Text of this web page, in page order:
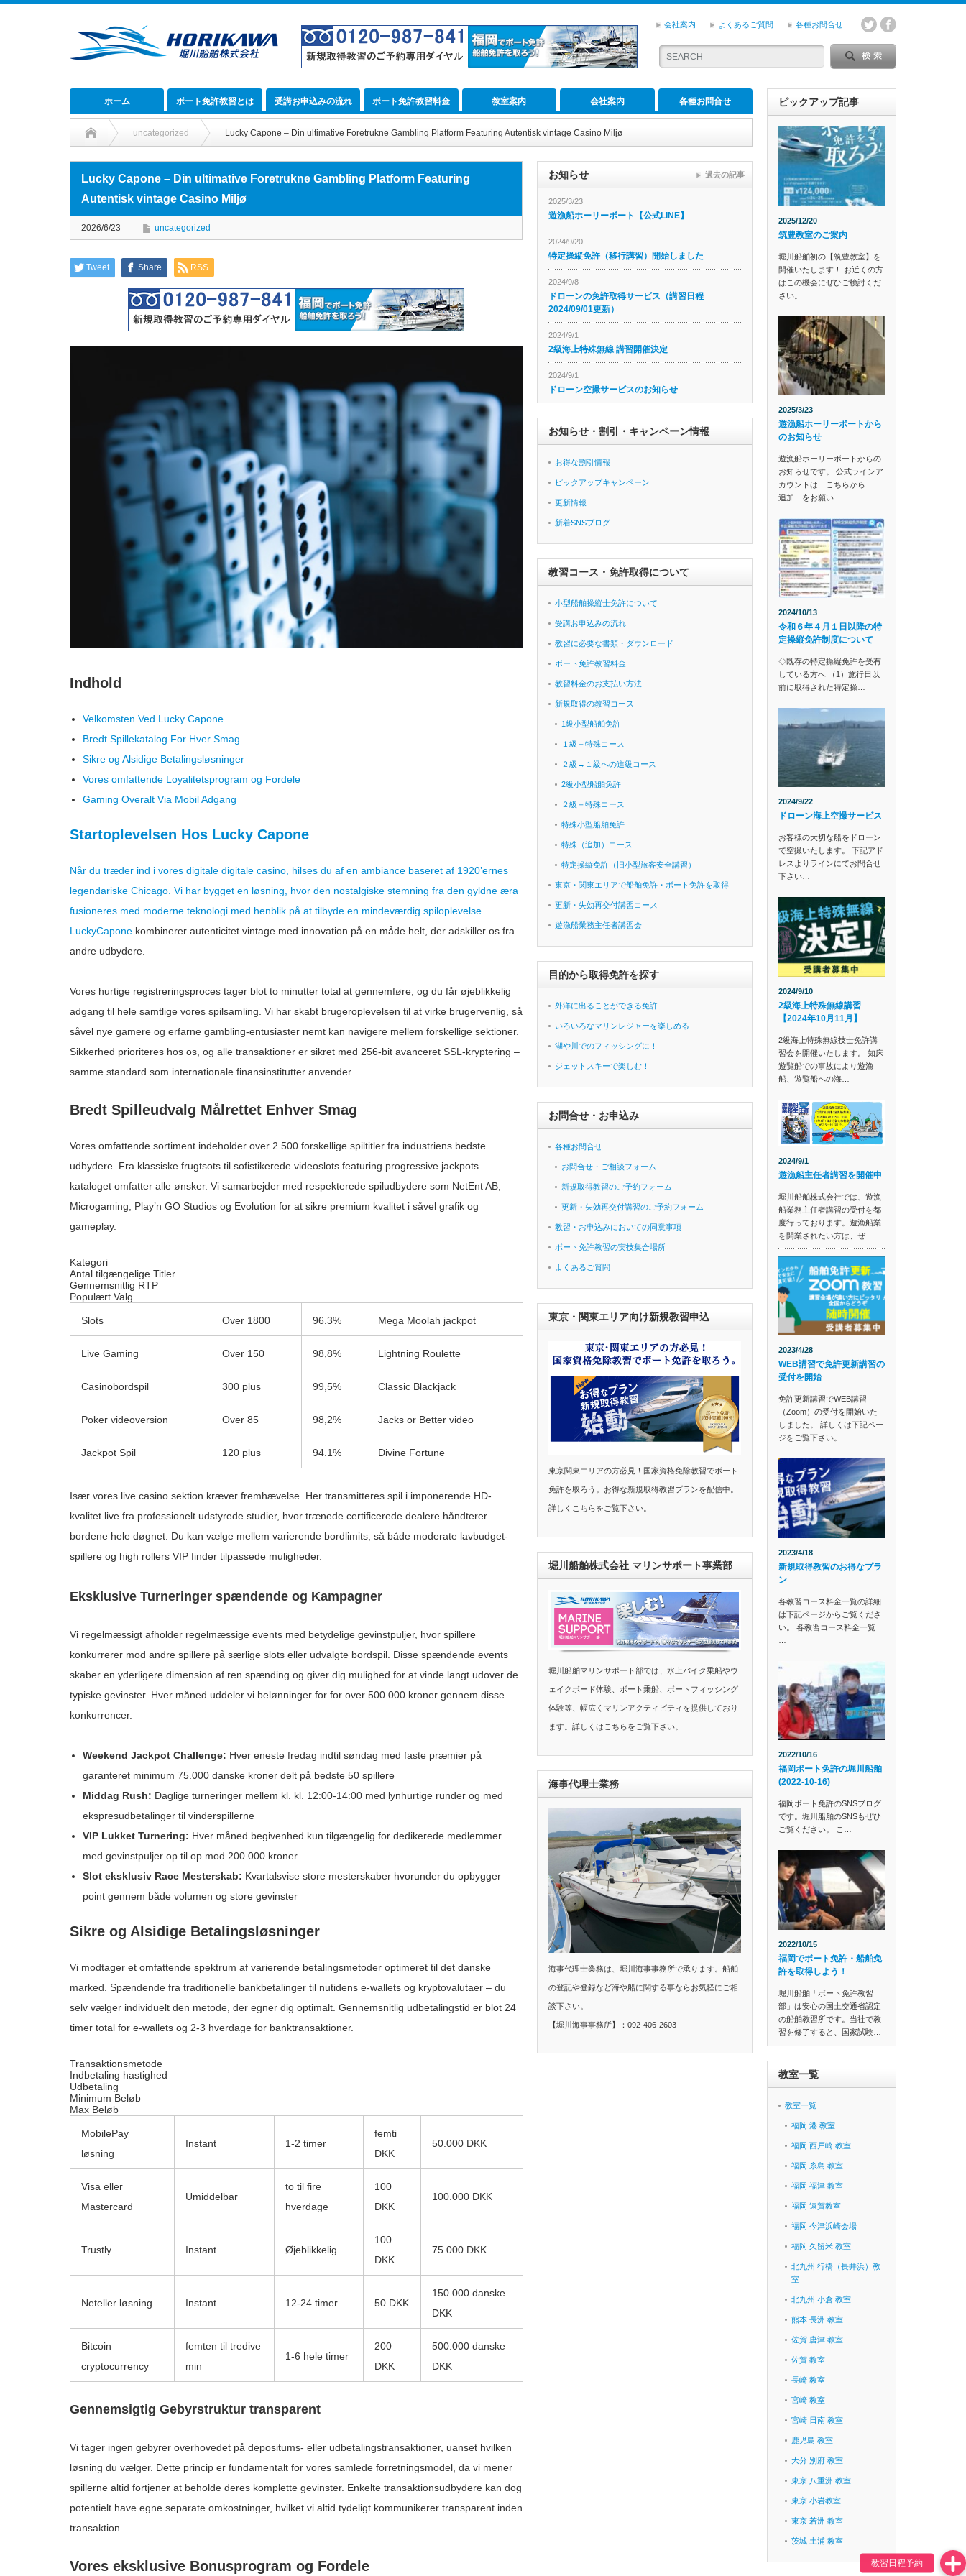
会社案内 よくあるご質問 各種お問合せ
ホーム ボート免許教習とは 受講お申込みの流れ ボート免許教習料金 教室案内 会社案内 各種お問合せ
uncategorized Lucky Capone – Din ultimative Foretrukne Gambling Platform Featuring Autentisk vintage Casino Miljø
Lucky Capone – Din ultimative Foretrukne Gambling Platform Featuring
Autentisk vintage Casino Miljø
2026/6/23 uncategorized
Tweet Share RSS
Indhold
Velkomsten Ved Lucky Capone
Bredt Spillekatalog For Hver Smag
Sikre og Alsidige Betalingsløsninger
Vores omfattende Loyalitetsprogram og Fordele
Gaming Overalt Via Mobil Adgang
Startoplevelsen Hos Lucky Capone
Når du træder ind i vores digitale digitale casino, hilses du af en ambiance baseret af 1920’ernes
legendariske Chicago. Vi har bygget en løsning, hvor den nostalgiske stemning fra den gyldne æra
fusioneres med moderne teknologi med henblik på at tilbyde en mindeværdig spiloplevelse.
LuckyCapone kombinerer autenticitet vintage med innovation på en måde helt, der adskiller os fra
andre udbydere.
Vores hurtige registreringsproces tager blot to minutter total at gennemføre, og du får øjeblikkelig
adgang til hele samtlige vores spilsamling. Vi har skabt brugeroplevelsen til at virke brugervenlig, så
såvel nye gamere og erfarne gambling-entusiaster nemt kan navigere mellem forskellige sektioner.
Sikkerhed prioriteres hos os, og alle transaktioner er sikret med 256-bit avanceret SSL-kryptering –
samme standard som internationale finansinstitutter anvender.
Bredt Spilleudvalg Målrettet Enhver Smag
Vores omfattende sortiment indeholder over 2.500 forskellige spiltitler fra industriens bedste
udbydere. Fra klassiske frugtsots til sofistikerede videoslots featuring progressive jackpots –
kataloget omfatter alle ønsker. Vi samarbejder med respekterede spiludbydere som NetEnt AB,
Microgaming, Play’n GO Studios og Evolution for at sikre premium kvalitet i såvel grafik og
gameplay.
Kategori
Antal tilgængelige Titler
Gennemsnitlig RTP
Populært Valg
Slots Over 1800 96.3% Mega Moolah jackpot
Live Gaming Over 150 98,8% Lightning Roulette
Casinobordspil 300 plus 99,5% Classic Blackjack
Poker videoversion Over 85 98,2% Jacks or Better video
Jackpot Spil 120 plus 94.1% Divine Fortune
Især vores live casino sektion kræver fremhævelse. Her transmitteres spil i imponerende HD-
kvalitet live fra professionelt udstyrede studier, hvor trænede certificerede dealere håndterer
bordene hele døgnet. Du kan vælge mellem varierende bordlimits, så både moderate lavbudget-
spillere og high rollers VIP finder tilpassede muligheder.
Eksklusive Turneringer spændende og Kampagner
Vi regelmæssigt afholder regelmæssige events med betydelige gevinstpuljer, hvor spillere
konkurrerer mod andre spillere på særlige slots eller udvalgte bordspil. Disse spændende events
skaber en yderligere dimension af ren spænding og giver dig mulighed for at vinde langt udover de
typiske gevinster. Hver måned uddeler vi belønninger for for over 500.000 kroner gennem disse
konkurrencer.
Weekend Jackpot Challenge: Hver eneste fredag indtil søndag med faste præmier på
garanteret minimum 75.000 danske kroner delt på bedste 50 spillere
Middag Rush: Daglige turneringer mellem kl. kl. 12:00-14:00 med lynhurtige runder og med
ekspresudbetalinger til vinderspillerne
VIP Lukket Turnering: Hver måned begivenhed kun tilgængelig for dedikerede medlemmer
med gevinstpuljer op til op mod 200.000 kroner
Slot eksklusiv Race Mesterskab: Kvartalsvise store mesterskaber hvorunder du opbygger
point gennem både volumen og store gevinster
Sikre og Alsidige Betalingsløsninger
Vi modtager et omfattende spektrum af varierende betalingsmetoder optimeret til det danske
marked. Spændende fra traditionelle bankbetalinger til nutidens e-wallets og kryptovalutaer – du
selv vælger individuelt den metode, der egner dig optimalt. Gennemsnitlig udbetalingstid er blot 24
timer total for e-wallets og 2-3 hverdage for banktransaktioner.
Transaktionsmetode
Indbetaling hastighed
Udbetaling
Minimum Beløb
Max Beløb
MobilePay
løsning
Instant 1-2 timer
femti
DKK
50.000 DKK
Visa eller
Mastercard
Umiddelbar
to til fire
hverdage
100
DKK
100.000 DKK
Trustly Instant Øjeblikkelig
100
DKK
75.000 DKK
Neteller løsning Instant 12-24 timer 50 DKK
150.000 danske
DKK
Bitcoin
cryptocurrency
femten til tredive
min
1-6 hele timer
200
DKK
500.000 danske
DKK
Gennemsigtig Gebyrstruktur transparent
Vi tager ingen gebyrer overhovedet på depositums- eller udbetalingstransaktioner, uanset hvilken
løsning du vælger. Dette princip er fundamentalt for vores samlede forretningsmodel, da vi mener
spillerne altid fortjener at beholde deres komplette gevinster. Enkelte transaktionsudbydere kan dog
potentielt have egne separate omkostninger, hvilket vi altid tydeligt kommunikerer transparent inden
transaktion.
Vores eksklusive Bonusprogram og Fordele
お知らせ
2025/3/23
遊漁船ホーリーボート【公式LINE】
2024/9/20
特定操縦免許（移行講習）開始しました
2024/9/8
ドローンの免許取得サービス（講習日程
2024/09/01更新）
2024/9/1
2級海上特殊無線 講習開催決定
2024/9/1
ドローン空撮サービスのお知らせ
過去の記事
お知らせ・割引・キャンペーン情報
お得な割引情報
ピックアップキャンペーン
更新情報
新着SNSブログ
教習コース・免許取得について
小型船舶操縦士免許について
受講お申込みの流れ
教習に必要な書類・ダウンロード
ボート免許教習料金
教習料金のお支払い方法
新規取得の教習コース
1級小型船舶免許
１級＋特殊コース
２級→１級への進級コース
2級小型船舶免許
２級＋特殊コース
特殊小型船舶免許
特殊（追加）コース
特定操縦免許（旧小型旅客安全講習）
東京・関東エリアで船舶免許・ボート免許を取得
更新・失効再交付講習コース
遊漁船業務主任者講習会
目的から取得免許を探す
外洋に出ることができる免許
いろいろなマリンレジャーを楽しめる
湖や川でのフィッシングに！
ジェットスキーで楽しむ！
お問合せ・お申込み
各種お問合せ
お問合せ・ご相談フォーム
新規取得教習のご予約フォーム
更新・失効再交付講習のご予約フォーム
教習・お申込みにおいての同意事項
ボート免許教習の実技集合場所
よくあるご質問
東京・関東エリア向け新規教習申込
東京関東エリアの方必見！国家資格免除教習でボート
免許を取ろう。お得な新規取得教習プランを配信中。
詳しくこちらをご覧下さい。
堀川船舶株式会社 マリンサポート事業部
堀川船舶マリンサポート部では、水上バイク乗船やウ
ェイクボード体験、ボート乗船、ボートフィッシング
体験等、幅広くマリンアクティビティを提供しており
ます。詳しくはこちらをご覧下さい。
海事代理士業務
海事代理士業務は、堀川海事事務所で承ります。船舶
の登記や登録など海や船に関する事ならお気軽にご相
談下さい。
【堀川海事事務所】：092-406-2603
ピックアップ記事
2025/12/20
筑豊教室のご案内
堀川船舶初の【筑豊教室】を
開催いたします！ お近くの方
はこの機会にぜひご検討くだ
さい。 …
2025/3/23
遊漁船ホーリーボートから
のお知らせ
遊漁船ホーリーボートからの
お知らせです。 公式ラインア
カウントは こちらから
追加 をお願い…
2024/10/13
令和６年４月１日以降の特
定操縦免許制度について
◇既存の特定操縦免許を受有
している方へ （1）施行日以
前に取得された特定操…
2024/9/22
ドローン海上空撮サービス
お客様の大切な船をドローン
で空撮いたします。 下記アド
レスよりラインにてお問合せ
下さい…
2024/9/10
2級海上特殊無線講習
【2024年10月11月】
2級海上特殊無線技士免許講
習会を開催いたします。 知床
遊覧船での事故により遊漁
船、遊覧船への海…
2024/9/1
遊漁船主任者講習を開催中
堀川船舶株式会社では、遊漁
船業務主任者講習の受付を都
度行っております。遊漁船業
を開業されたい方は、ぜ…
2023/4/28
WEB講習で免許更新講習の
受付を開始
免許更新講習でWEB講習
（Zoom）の受付を開始いた
しました。 詳しくは下記ペー
ジをご覧下さい。 …
2023/4/18
新規取得教習のお得なプラ
ン
各教習コース料金一覧の詳細
は下記ページからご覧くださ
い。 各教習コース料金一覧
2022/10/16
福岡ボート免許の堀川船舶
(2022-10-16)
福岡ボート免許のSNSブログ
です。堀川船舶のSNSもぜひ
ご覧ください。 こ…
2022/10/15
福岡でボート免許・船舶免
許を取得しよう！
堀川船舶「ボート免許教習
部」は安心の国土交通省認定
の船舶教習所です。当社で教
習を修了すると、国家試験…
教室一覧
教室一覧
福岡 港 教室
福岡 西戸崎 教室
福岡 糸島 教室
福岡 福津 教室
福岡 遠賀教室
福岡 今津浜崎会場
福岡 久留米 教室
北九州 行橋（長井浜）教
室
北九州 小倉 教室
熊本 長洲 教室
佐賀 唐津 教室
佐賀 教室
長崎 教室
宮崎 教室
宮崎 日南 教室
鹿児島 教室
大分 別府 教室
東京 八重洲 教室
東京 小岩教室
東京 若洲 教室
茨城 土浦 教室